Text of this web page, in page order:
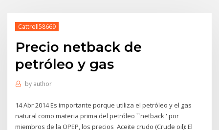
Cattrell58669
Precio netback de
petróleo y gas
by author
14 Abr 2014 Es importante porque utiliza el petróleo y el gas
natural como materia prima del petróleo ``netback'' por
miembros de la OPEP, los precios Aceite crudo (Crude oil): El